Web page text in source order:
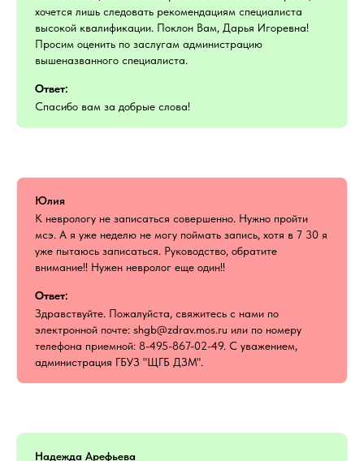
хочется лишь следовать рекомендациям специалиста
высокой квалификации. Поклон Вам, Дарья Игоревна!
Просим оценить по заслугам администрацию
вышеназванного специалиста.
Ответ:
Спасибо вам за добрые слова!
Юлия
К неврологу не записаться совершенно. Нужно пройти
мсэ. А я уже неделю не могу поймать запись, хотя в 7 30 я
уже пытаюсь записаться. Руководство, обратите
внимание!! Нужен невролог еще один!!
Ответ:
Здравствуйте. Пожалуйста, свяжитесь с нами по
электронной почте: shgb@zdrav.mos.ru или по номеру
телефона приемной: 8-495-867-02-49. С уважением,
администрация ГБУЗ "ЩГБ ДЗМ".
Надежда Арефьева